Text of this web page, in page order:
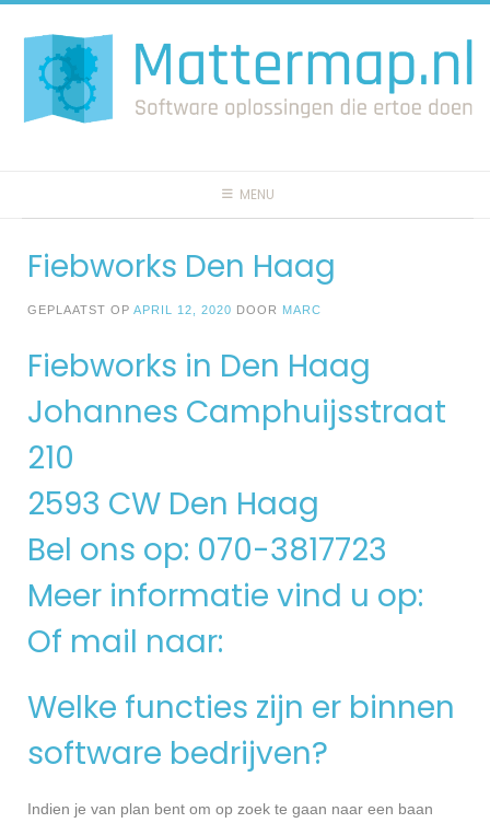
naar
inhoud
MENU
Fiebworks Den Haag
GEPLAATST OP APRIL 12, 2020 DOOR MARC
Fiebworks in Den Haag
Johannes Camphuijsstraat
210
2593 CW Den Haag
Bel ons op: 070-3817723
Meer informatie vind u op:
Of mail naar:
Welke functies zijn er binnen
software bedrijven?
Indien je van plan bent om op zoek te gaan naar een baan